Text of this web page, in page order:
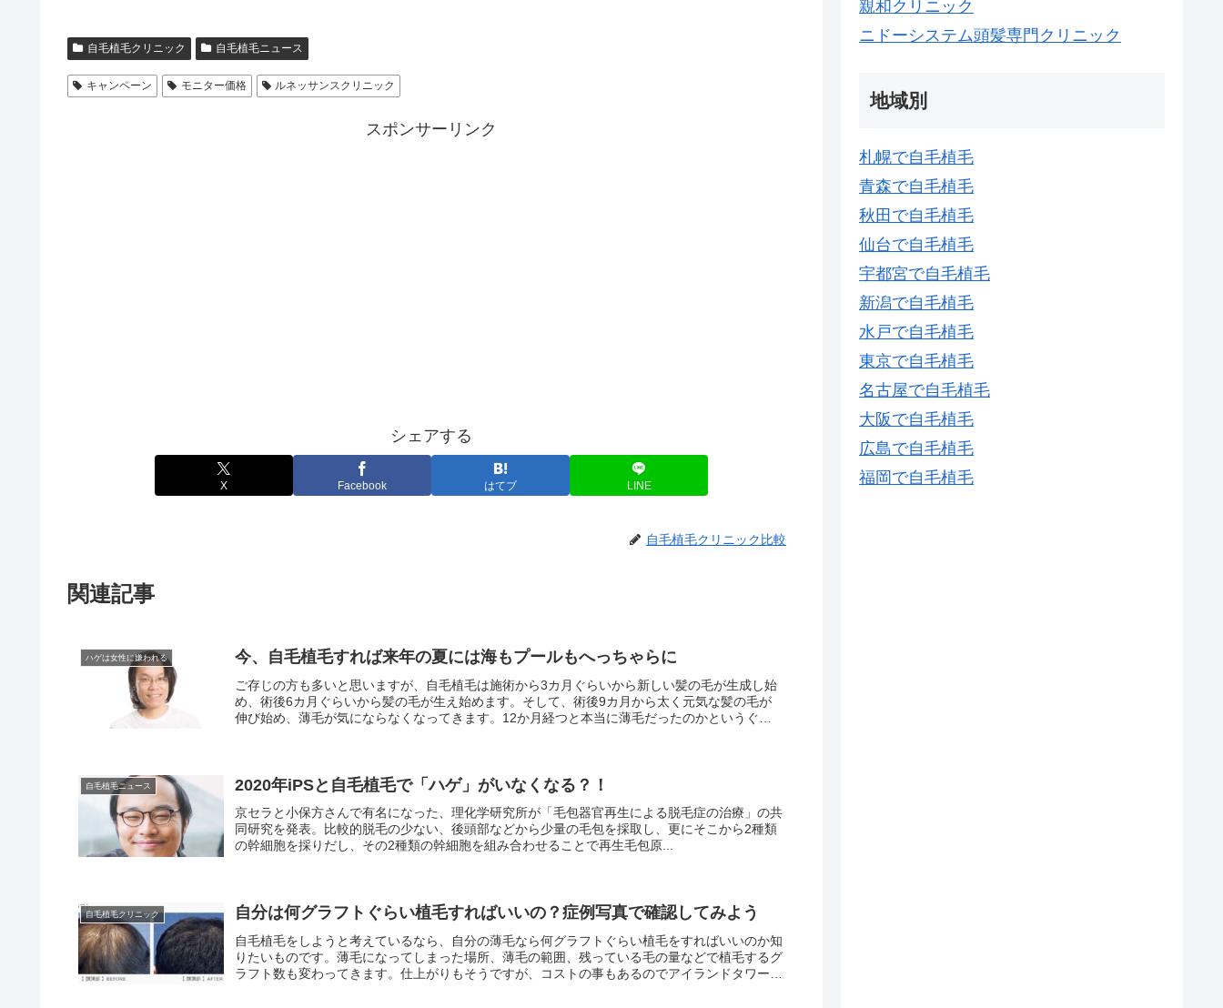
自毛植毛クリニック 自毛植毛ニュース
キャンペーン モニター価格 ルネッサンスクリニック
スポンサーリンク
シェアする
X Facebook はてブ LINE
自毛植毛クリニック比較
関連記事
ハゲは女性に嫌われる 今、自毛植毛すれば来年の夏には海もプールもへっちゃらに
ご存じの方も多いと思いますが、自毛植毛は施術から3カ月ぐらいから新しい髪の毛が生成し始
め、術後6カ月ぐらいから髪の毛が生え始めます。そして、術後9カ月から太く元気な髪の毛が
伸び始め、薄毛が気にならなくなってきます。12か月経つと本当に薄毛だったのかというぐら
ができるようになります。
自毛植毛ニュース 2020年iPSと自毛植毛で「ハゲ」がいなくなる？！
京セラと小保方さんで有名になった、理化学研究所が「毛包器官再生による脱毛症の治療」の共
同研究を発表。比較的脱毛の少ない、後頭部などから少量の毛包を採取し、更にそこから2種類
の幹細胞を採りだし、その2種類の幹細胞を組み合わせることで再生毛包原...
自毛植毛クリニック 自分は何グラフトぐらい植毛すればいいの？症例写真で確認してみよう
自毛植毛をしようと考えているなら、自分の薄毛なら何グラフトぐらい植毛をすればいいのか知
りたいものです。薄毛になってしまった場所、薄毛の範囲、残っている毛の量などで植毛するグ
ラフト数も変わってきます。仕上がりもそうですが、コストの事もあるのでアイランドタワーク
親和クリニック
ニドーシステム頭髪専門クリニック
地域別
札幌で自毛植毛
青森で自毛植毛
秋田で自毛植毛
仙台で自毛植毛
宇都宮で自毛植毛
新潟で自毛植毛
水戸で自毛植毛
東京で自毛植毛
名古屋で自毛植毛
大阪で自毛植毛
広島で自毛植毛
福岡で自毛植毛